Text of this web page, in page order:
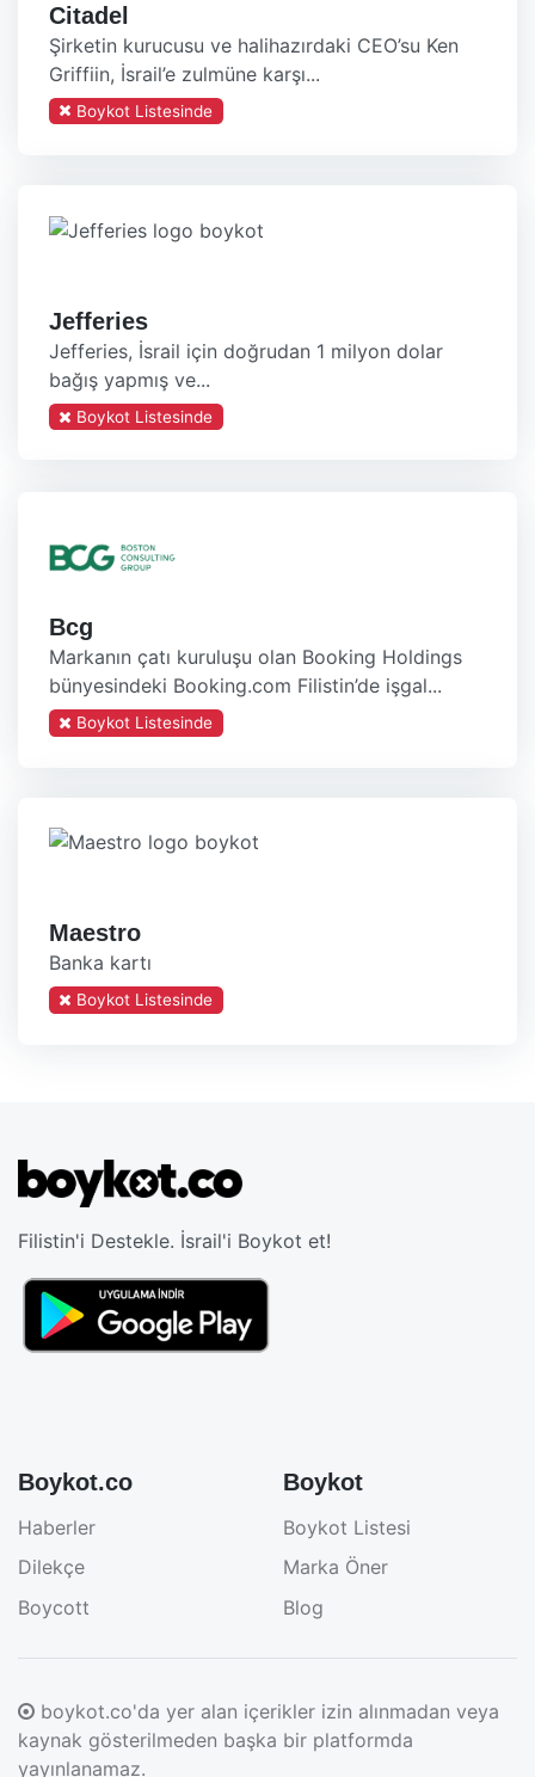
Citadel
Şirketin kurucusu ve halihazırdaki CEO’su Ken
Griffiin, İsrail’e zulmüne karşı...
Boykot Listesinde
Jefferies
Jefferies, İsrail için doğrudan 1 milyon dolar
bağış yapmış ve...
Boykot Listesinde
Bcg
Markanın çatı kuruluşu olan Booking Holdings
bünyesindeki Booking.com Filistin’de işgal...
Boykot Listesinde
Maestro
Banka kartı
Boykot Listesinde
Filistin'i Destekle. İsrail'i Boykot et!
Boykot.co
Haberler
Dilekçe
Boycott
Boykot
Boykot Listesi
Marka Öner
Blog
boykot.co'da yer alan içerikler izin alınmadan veya
kaynak gösterilmeden başka bir platformda
yayınlanamaz.